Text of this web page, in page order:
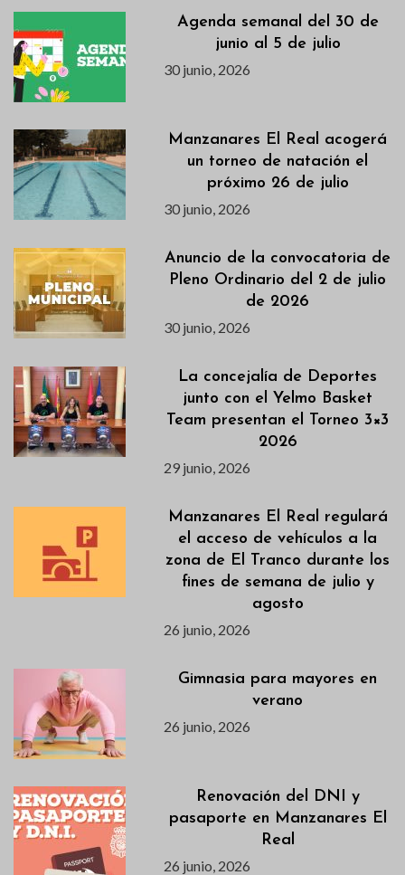
Agenda semanal del 30 de
junio al 5 de julio
30 junio, 2026
Manzanares El Real acogerá
un torneo de natación el
próximo 26 de julio
30 junio, 2026
Anuncio de la convocatoria de
Pleno Ordinario del 2 de julio
de 2026
30 junio, 2026
La concejalía de Deportes
junto con el Yelmo Basket
Team presentan el Torneo 3×3
2026
29 junio, 2026
Manzanares El Real regulará
el acceso de vehículos a la
zona de El Tranco durante los
fines de semana de julio y
agosto
26 junio, 2026
Gimnasia para mayores en
verano
26 junio, 2026
Renovación del DNI y
pasaporte en Manzanares El
Real
26 junio, 2026